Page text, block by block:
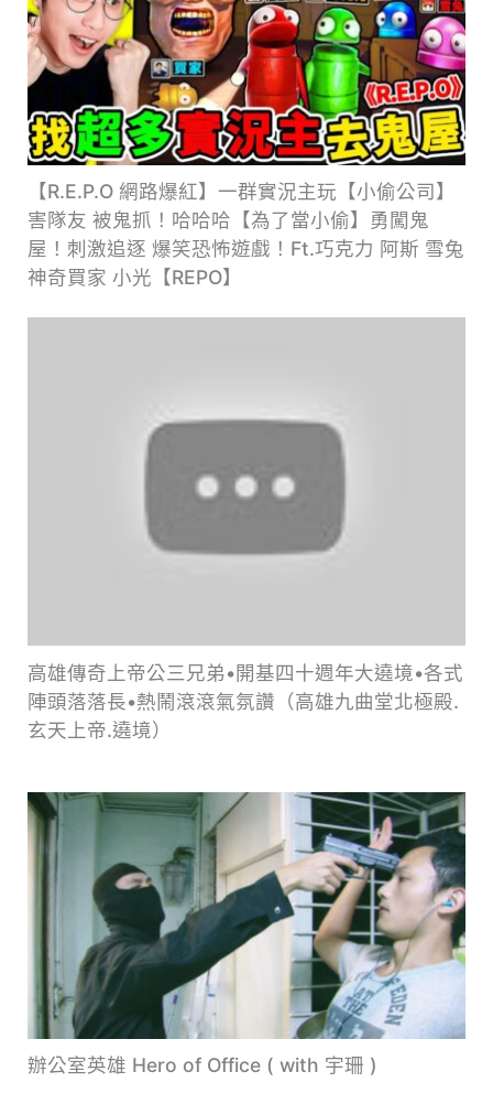
【R.E.P.O 網路爆紅】一群實況主玩【小偷公司】
害隊友 被鬼抓！哈哈哈【為了當小偷】勇闖鬼
屋！刺激追逐 爆笑恐怖遊戲！Ft.巧克力 阿斯 雪兔
神奇買家 小光【REPO】
高雄傳奇上帝公三兄弟•開基四十週年大遶境•各式
陣頭落落長•熱鬧滾滾氣氛讚（高雄九曲堂北極殿.
玄天上帝.遶境）
辦公室英雄 Hero of Office ( with 宇珊 )